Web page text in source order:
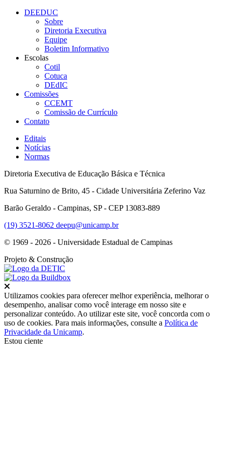
DEEDUC
Sobre
Diretoria Executiva
Equipe
Boletim Informativo
Escolas
Cotil
Cotuca
DEdIC
Comissões
CCEMT
Comissão de Currículo
Contato
Editais
Notícias
Normas
Diretoria Executiva de Educação Básica e Técnica
Rua Saturnino de Brito, 45 - Cidade Universitária Zeferino Vaz
Barão Geraldo - Campinas, SP - CEP 13083-889
(19) 3521-8062 deepu@unicamp.br
© 1969 - 2026 - Universidade Estadual de Campinas
Projeto & Construção
Utilizamos cookies para oferecer melhor experiência, melhorar o
desempenho, analisar como você interage em nosso site e
personalizar conteúdo. Ao utilizar este site, você concorda com o
uso de cookies. Para mais informações, consulte a Política de
Privacidade da Unicamp.
Estou ciente